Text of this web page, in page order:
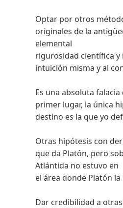
Optar por otros
originales de la
elemental
rigurosidad científica y
intuición misma y al
Es una absoluta
primer lugar, la única
destino es la que yo
Otras hipótesis con
que da Platón, pero
Atlántida no estuvo en
el área donde Platón
Dar credibilidad a